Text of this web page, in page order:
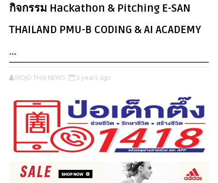
กิจกรรม Hackathon & Pitching E-SAN
THAILAND PMU-B CODING & AI ACADEMY
...
MOJO THAI NEWS 3 years ago